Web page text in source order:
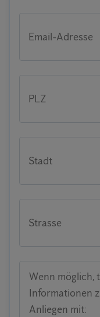
Email-Adresse
PLZ
Stadt
Strasse
Wenn möglich,
Informationen
Anliegen mit: